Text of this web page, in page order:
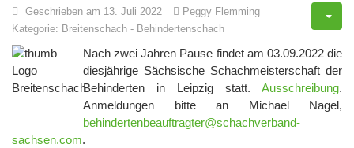
Geschrieben am 13. Juli 2022
Peggy Flemming
Kategorie: Breitenschach - Behindertenschach
Nach zwei Jahren Pause findet am 03.09.2022 die
diesjährige Sächsische Schachmeisterschaft der
Behinderten in Leipzig statt. Ausschreibung.
Anmeldungen bitte an Michael Nagel,
behindertenbeauftragter@schachverband-
sachsen.com.